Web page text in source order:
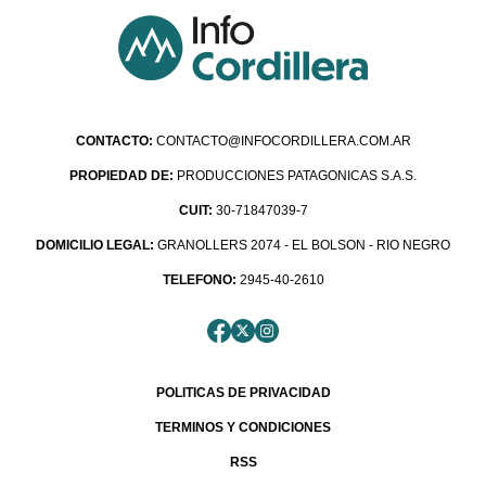
CONTACTO: CONTACTO@INFOCORDILLERA.COM.AR
PROPIEDAD DE: PRODUCCIONES PATAGONICAS S.A.S.
CUIT: 30-71847039-7
DOMICILIO LEGAL: GRANOLLERS 2074 - EL BOLSON - RIO NEGRO
TELEFONO: 2945-40-2610
POLITICAS DE PRIVACIDAD
TERMINOS Y CONDICIONES
RSS